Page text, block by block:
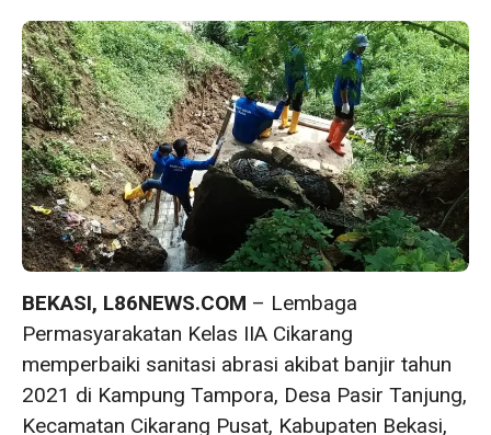
BEKASI, L86NEWS.COM – Lembaga
Permasyarakatan Kelas IIA Cikarang
memperbaiki sanitasi abrasi akibat banjir tahun
2021 di Kampung Tampora, Desa Pasir Tanjung,
Kecamatan Cikarang Pusat, Kabupaten Bekasi,